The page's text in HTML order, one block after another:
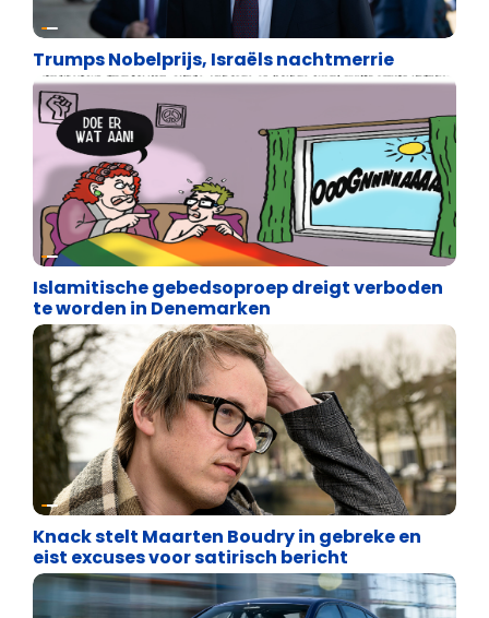
Uncategorized
Trumps Nobelprijs, Israëls nachtmerrie
Uncategorized
Islamitische gebedsoproep dreigt verboden
te worden in Denemarken
Uncategorized
Knack stelt Maarten Boudry in gebreke en
eist excuses voor satirisch bericht